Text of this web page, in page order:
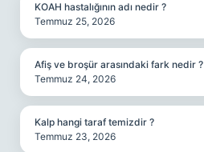
KOAH hastalığının adı nedir ?
Temmuz 25, 2026
Afiş ve broşür arasındaki fark nedir ?
Temmuz 24, 2026
Kalp hangi taraf temizdir ?
Temmuz 23, 2026